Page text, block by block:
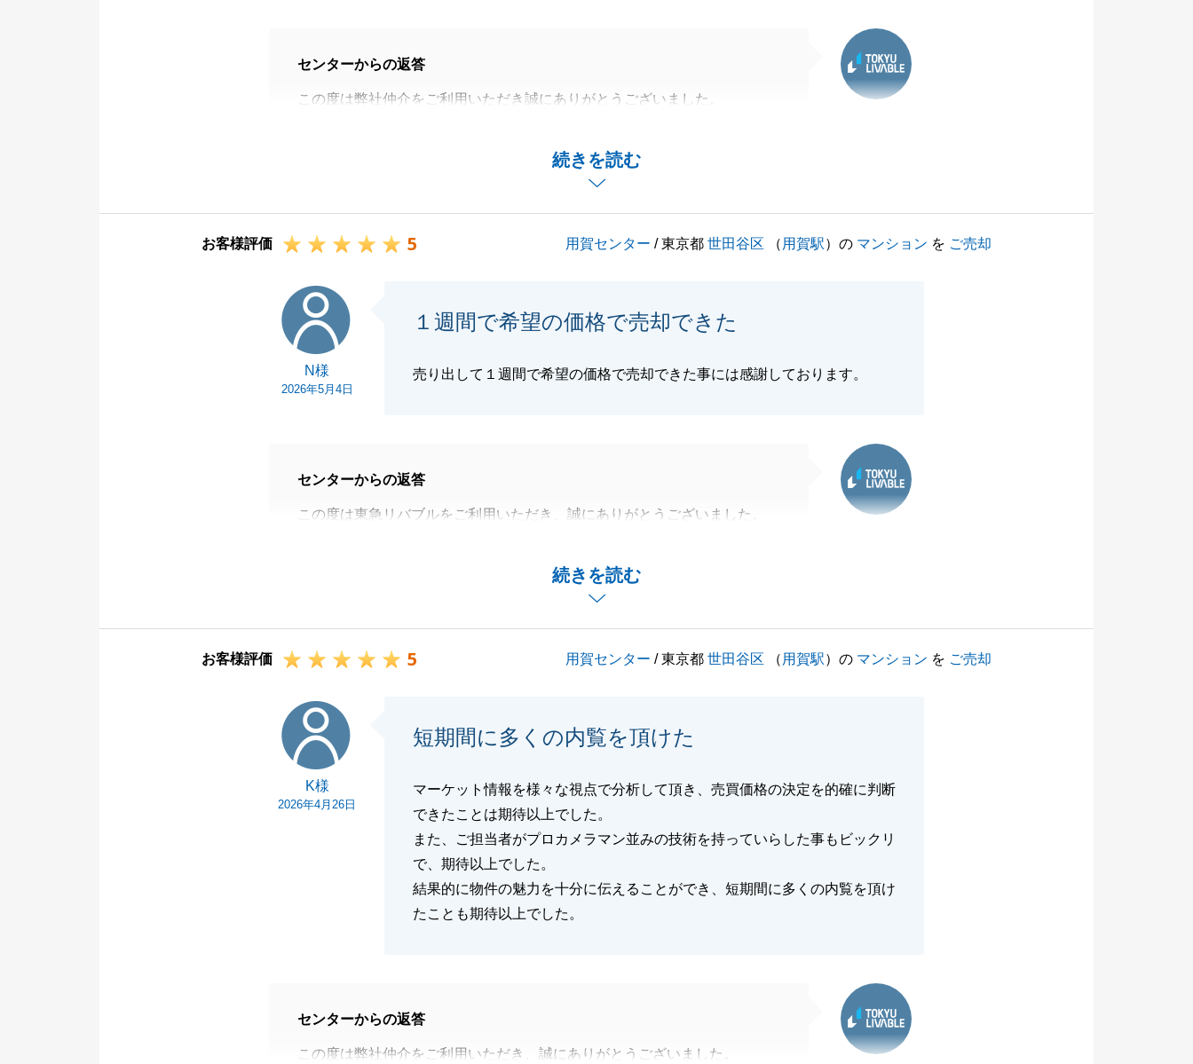
続きを読む
センターからの返答
この度は弊社仲介をご利用いただき誠にありがとうございました。
契約期間中には、お手続きに関するご報告やご説明に関して何度もメールな
もしもまたなにかお困りのこと等ございましたら、お気軽にご相談頂ければ
今後ともよろしくお願い申し上げます。
お客様評価 5 用賀センター / 東京都世田谷区 （ 用賀駅）の マンション を ご売却
N様
2026年5月4日
１週間で希望の価格で売却できた
売り出して１週間で希望の価格で売却できた事には感謝しております。
続きを読む
センターからの返答
この度は東急リバブルをご利用いただき、誠にありがとうございました。
N様の迅速なご対応、ご判断をいただきましたお陰で、スムーズに進める事
今後とも東急リバブルをよろしくお願いいたします。
お客様評価 5 用賀センター / 東京都世田谷区 （ 用賀駅）の マンション を ご売却
K様
2026年4月26日
短期間に多くの内覧を頂けた
マーケット情報を様々な視点で分析して頂き、売買価格の決定を的確に判断
できたことは期待以上でした。
また、ご担当者がプロカメラマン並みの技術を持っていらした事もビックリ
で、期待以上でした。
結果的に物件の魅力を十分に伝えることができ、短期間に多くの内覧を頂け
たことも期待以上でした。
センターからの返答
この度は弊社仲介をご利用いただき、誠にありがとうございました。